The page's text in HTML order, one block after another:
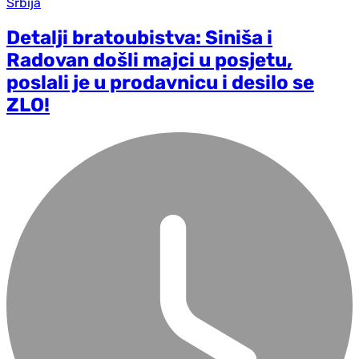
Srbija
Detalji bratoubistva: Siniša i
Radovan došli majci u posjetu,
poslali je u prodavnicu i desilo se
ZLO!